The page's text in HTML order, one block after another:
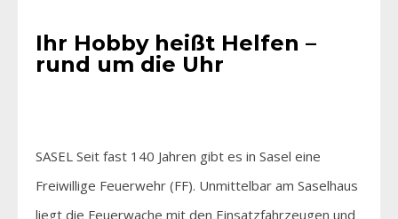
Ihr Hobby heißt Helfen –
rund um die Uhr
SASEL Seit fast 140 Jahren gibt es in Sasel eine
Freiwillige Feuerwehr (FF). Unmittelbar am Saselhaus
liegt die Feuerwache mit den Einsatzfahrzeugen und